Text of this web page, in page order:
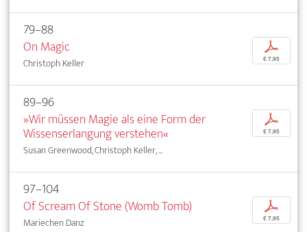
79–88
On Magic
Christoph Keller
p
€ 7,95
89–96
»Wir müssen Magie als eine Form der
Wissenserlangung verstehen«
Susan Greenwood, Christoph Keller, ...
p
€ 7,95
97–104
Of Scream Of Stone (Womb Tomb)
Mariechen Danz
p
€ 7,95